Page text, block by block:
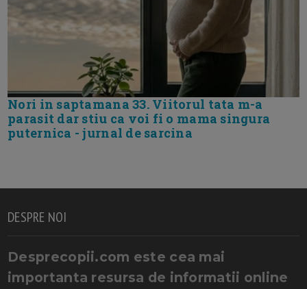
Nori in saptamana 33. Viitorul tata m-a
parasit dar stiu ca voi fi o mama singura
puternica - jurnal de sarcina
DESPRE NOI
Desprecopii.com este cea mai
importanta resursa de informatii online